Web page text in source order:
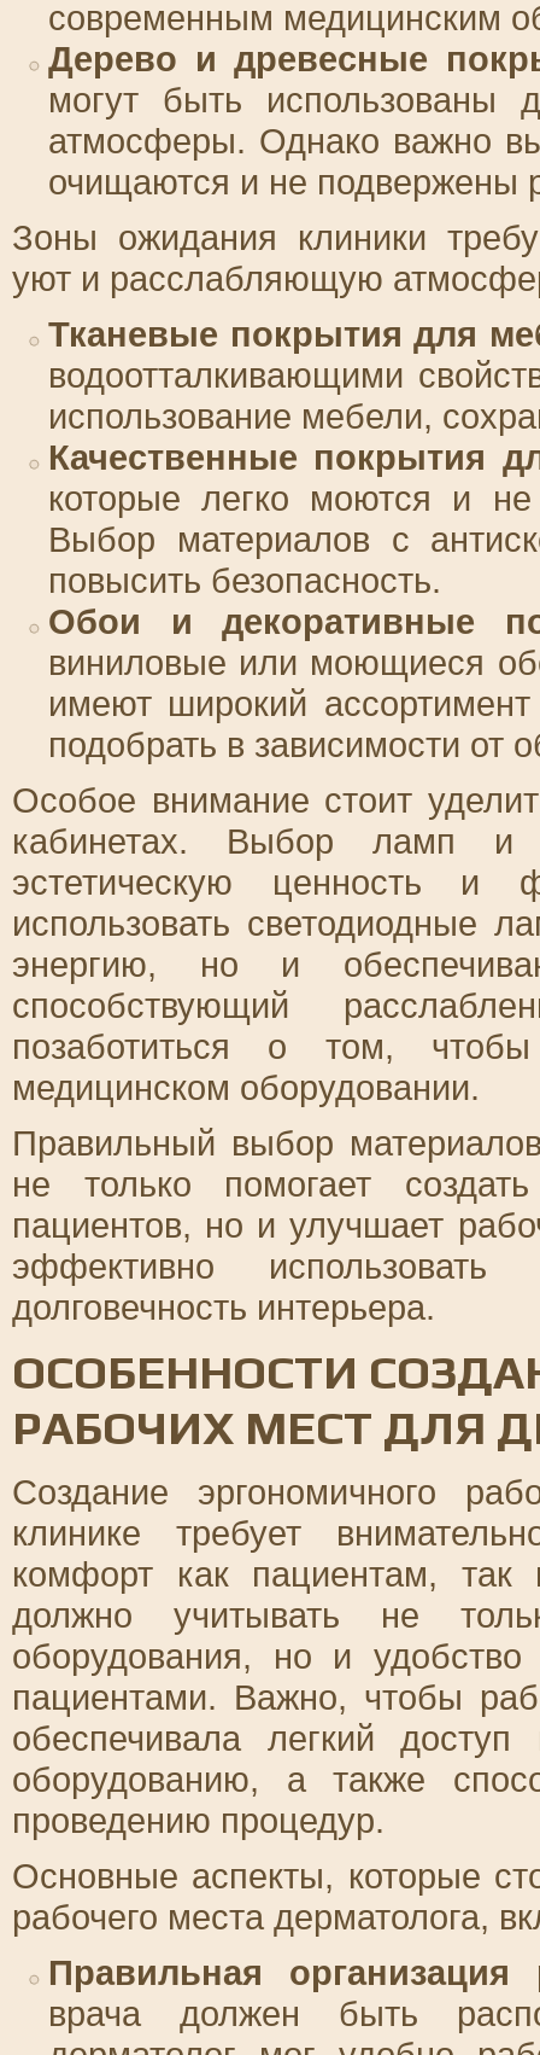
современным медицинским
Дерево и древесные
могут быть использованы
атмосферы. Однако важно
очищаются и не подвержены
Зоны ожидания клиники
уют и расслабляющую
Тканевые покрытия для
водоотталкивающими
использование мебели,
Качественные покрытия
которые легко моются и
Выбор материалов с
повысить безопасность.
Обои и декоративные
виниловые или моющиеся
имеют широкий
подобрать в зависимости от
Особое внимание стоит
кабинетах. Выбор ламп и
эстетическую ценность и
использовать светодиодные
энергию, но и
способствующий
позаботиться о том,
медицинском оборудовании.
Правильный выбор
не только помогает
пациентов, но и улучшает
эффективно
долговечность интерьера.
ОСОБЕННОСТИ
РАБОЧИХ МЕСТ ДЛЯ
Создание эргономичного
клинике требует
комфорт как пациентам, так
должно учитывать не
оборудования, но и
пациентами. Важно, чтобы
обеспечивала легкий
оборудованию, а также
проведению процедур.
Основные аспекты, которые
рабочего места дерматолога,
Правильная организация
врача должен быть